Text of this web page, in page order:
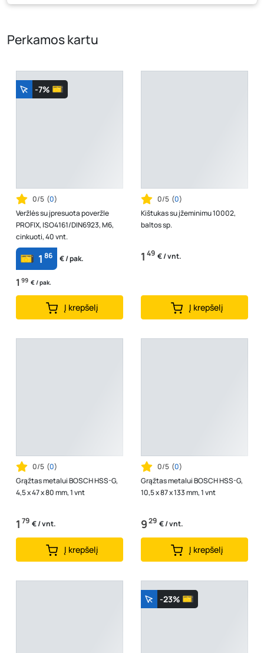
kaina, kuri galioja pirkimo metu.
Perkamos kartu
-7%
0/5 (0)
Veržlės su įpresuota poveržle
PROFIX, ISO4161/DIN6923, M6,
cinkuoti, 40 vnt.
1 86 € / pak.
1 99 € / pak.
Į krepšelį
0/5 (0)
Kištukas su įžeminimu 10002,
baltos sp.
1 49 € / vnt.
Į krepšelį
0/5 (0)
Grąžtas metalui BOSCH HSS-G,
4,5 x 47 x 80 mm, 1 vnt
1 79 € / vnt.
Į krepšelį
0/5 (0)
Grąžtas metalui BOSCH HSS-G,
10,5 x 87 x 133 mm, 1 vnt
929 € / vnt.
Į krepšelį
-23%